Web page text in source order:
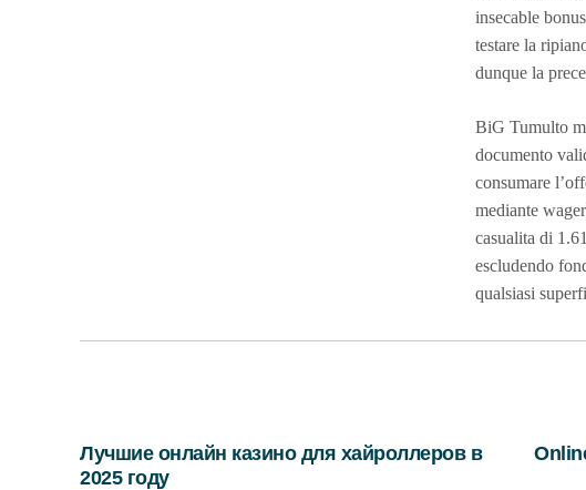
insecable
testare la
dunque la
BiG Tumulto
documento
consumare
mediante
casualita di
escludendo
qualsiasi
Лучшие онлайн казино для хайроллеров в
2025 году